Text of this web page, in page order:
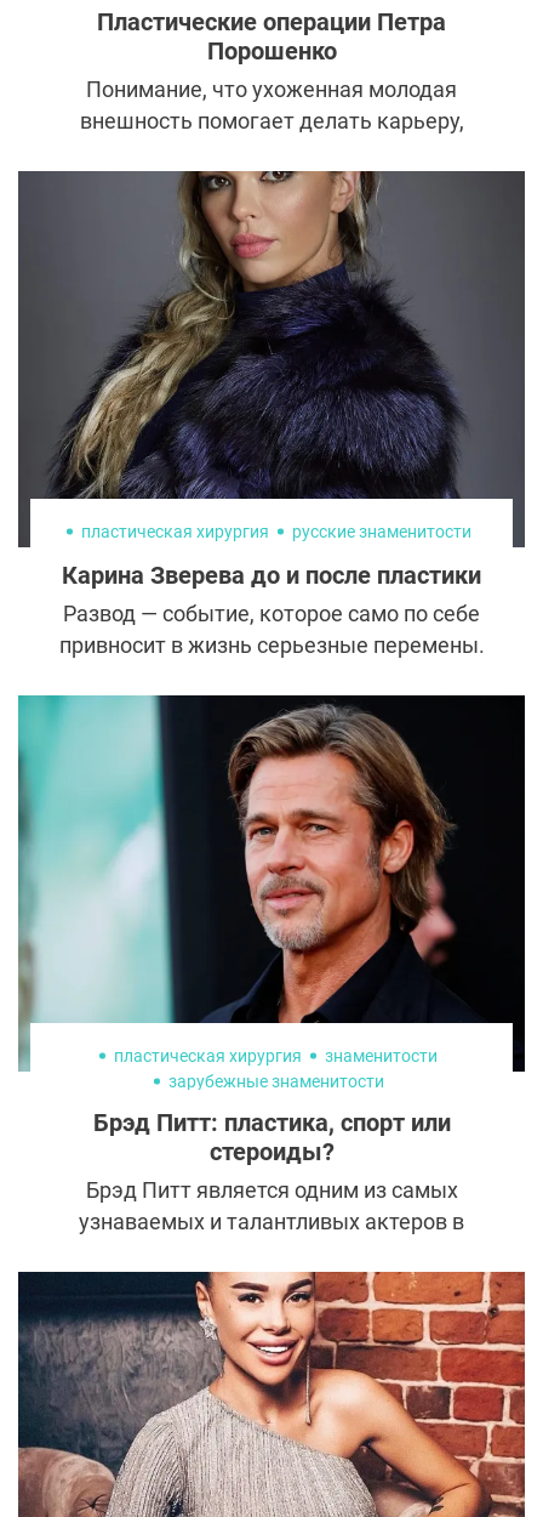
Пластические операции Петра
Порошенко
Понимание, что ухоженная молодая
внешность помогает делать карьеру,
них не только представители шоу-бизнеса,
но и политики. История Петра Порошенко,
который сделал ставку на новый образ в
борьбе за электорат, прямое тому
подтверждение. Только посмотрите, как
похудел, помолодел и преобразился
бывший президент.
пластическая хирургия русские знаменитости
Карина Зверева до и после пластики
Развод — событие, которое само по себе
привносит в жизнь серьезные перемены.
должны быть негативными? Актриса,
модель и бывшая жена юмориста
Геннадия Ветрова доказывает, что после
расторжения брака жизнь только
начинается. Карина Зверева изменила
образ и сферу деятельности, поклонники
считают, что без помощи пластических
хирургов не обошлось.
пластическая хирургия
знаменитости
зарубежные знаменитости
Брэд Питт: пластика, спорт или
стероиды?
Брэд Питт является одним из самых
узнаваемых и талантливых актеров в
несколько десятилетий. Он известен
благодаря своей красивой внешности и
исключительной харизме, которые
сделали его одним из самых
востребованных актеров в индустрии.